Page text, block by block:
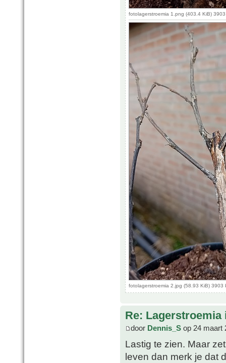
fotolagerstroemia 1.png (403.4 KiB)
fotolagerstroemia 2.jpg (58.93 KiB) 3903
Re:
door Dennis_S op 24 maart
Lastig te zien. Maar
leven dan merk je dat